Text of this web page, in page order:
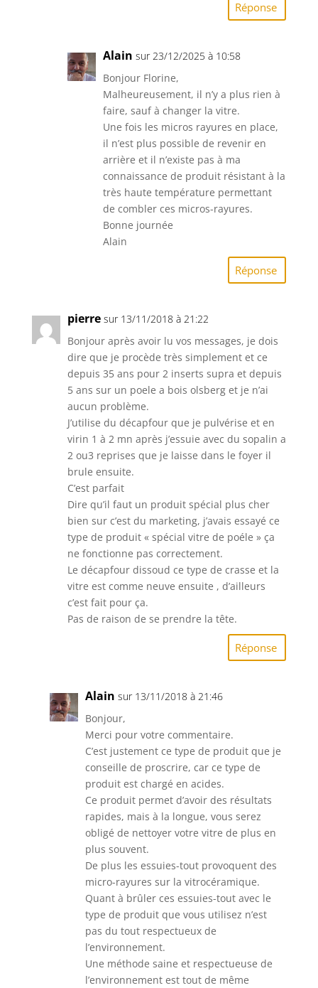
Réponse
Alain sur 23/12/2025 à 10:58
Bonjour Florine,
Malheureusement, il n’y a plus rien à
faire, sauf à changer la vitre.
Une fois les micros rayures en place,
il n’est plus possible de revenir en
arrière et il n’existe pas à ma
connaissance de produit résistant à la
très haute température permettant
de combler ces micros-rayures.
Bonne journée
Alain
Réponse
pierre sur 13/11/2018 à 21:22
Bonjour après avoir lu vos messages, je dois
dire que je procède très simplement et ce
depuis 35 ans pour 2 inserts supra et depuis
5 ans sur un poele a bois olsberg et je n’ai
aucun problème.
J’utilise du décapfour que je pulvérise et en
virin 1 à 2 mn après j’essuie avec du sopalin a
2 ou3 reprises que je laisse dans le foyer il
brule ensuite.
C’est parfait
Dire qu’il faut un produit spécial plus cher
bien sur c’est du marketing, j’avais essayé ce
type de produit « spécial vitre de poéle » ça
ne fonctionne pas correctement.
Le décapfour dissoud ce type de crasse et la
vitre est comme neuve ensuite , d’ailleurs
c’est fait pour ça.
Pas de raison de se prendre la tête.
Réponse
Alain sur 13/11/2018 à 21:46
Bonjour,
Merci pour votre commentaire.
C’est justement ce type de produit que je
conseille de proscrire, car ce type de
produit est chargé en acides.
Ce produit permet d’avoir des résultats
rapides, mais à la longue, vous serez
obligé de nettoyer votre vitre de plus en
plus souvent.
De plus les essuies-tout provoquent des
micro-rayures sur la vitrocéramique.
Quant à brûler ces essuies-tout avec le
type de produit que vous utilisez n’est
pas du tout respectueux de
l’environnement.
Une méthode saine et respectueuse de
l’environnement est tout de même